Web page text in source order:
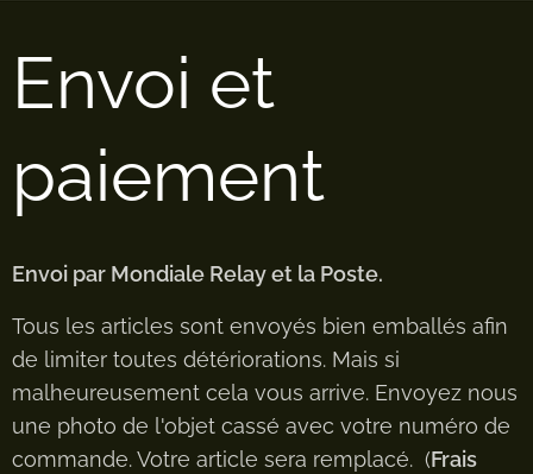
Envoi et
paiement
Envoi par Mondiale Relay et la Poste.
Tous les articles sont envoyés bien emballés afin
de limiter toutes détériorations. Mais si
malheureusement cela vous arrive. Envoyez nous
une photo de l'objet cassé avec votre numéro de
commande. Votre article sera remplacé. (Frais